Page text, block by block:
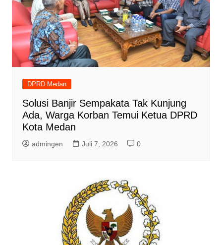
DPRD Medan
Solusi Banjir Sempakata Tak Kunjung
Ada, Warga Korban Temui Ketua DPRD
Kota Medan
admingen Juli 7, 2026 0